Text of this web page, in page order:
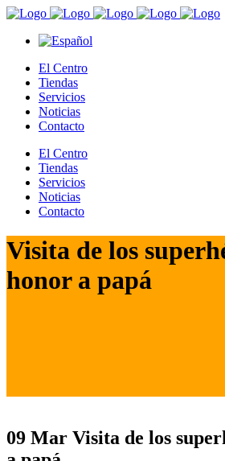
El Centro
Tiendas
Servicios
Noticias
Contacto
El Centro
Tiendas
Servicios
Noticias
Contacto
Visita de los
honor a papá
09 Mar Visita de los